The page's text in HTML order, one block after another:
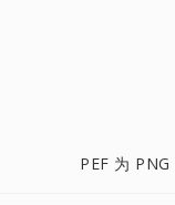
PEF 为 PNG